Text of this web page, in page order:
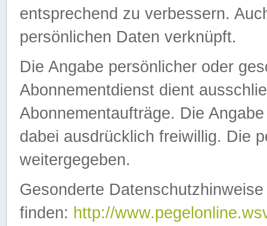
entsprechend zu verbessern.
persönlichen Daten verknüpft.
Die Angabe persönlicher oder
Abonnementdienst dient
Abonnementaufträge. Die
dabei ausdrücklich freiwillig. Die
weitergegeben.
Gesonderte
finden: http://